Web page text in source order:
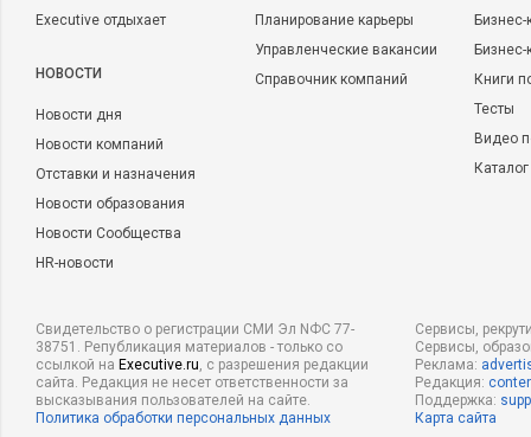
Executive отдыхает
НОВОСТИ
Новости дня
Новости компаний
Отставки и назначения
Новости образования
Новости Сообщества
HR-новости
Планирование карьеры
Управленческие вакансии
Справочник компаний
Бизнес-
Книги
Тесты
Видео
Свидетельство о регистрации СМИ Эл NФС 77-
38751. Републикация материалов - только со
ссылкой на Executive.ru, с разрешения редакции
сайта. Редакция не несет ответственности за
высказывания пользователей на сайте.
Политика обработки персональных данных
Сервисы,
Сервисы,
Реклама:
Редакция:
Поддержка:
Карта сайта